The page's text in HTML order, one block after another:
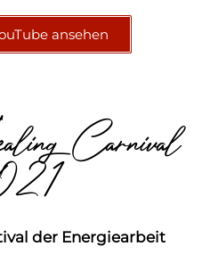
ansehen
Carnival
der Energiearbeit